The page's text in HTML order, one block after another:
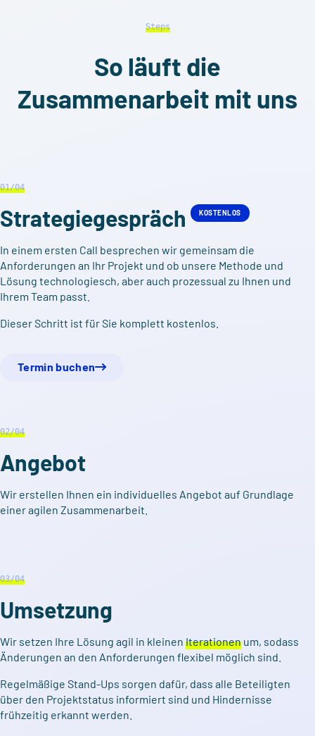
Steps
So läuft die
Zusammenarbeit mit uns
01/04
Strategie­gespräch KOSTENLOS
In einem ersten Call besprechen wir gemeinsam die
Anforderungen an Ihr Projekt und ob unsere Methode und
Lösung technologiesch, aber auch prozessual zu Ihnen und
Ihrem Team passt.
Dieser Schritt ist für Sie komplett kostenlos.
Termin buchen
02/04
Angebot
Wir erstellen Ihnen ein individuelles Angebot auf Grundlage
einer agilen Zusammenarbeit.
03/04
Umsetzung
Wir setzen Ihre Lösung agil in kleinen Iterationen um, sodass
Änderungen an den Anforderungen flexibel möglich sind.
Regelmäßige Stand-Ups sorgen dafür, dass alle Beteiligten
über den Projektstatus informiert sind und Hindernisse
frühzeitig erkannt werden.